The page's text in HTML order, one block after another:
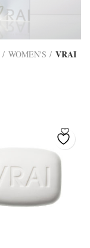
WOMEN'S VRAI